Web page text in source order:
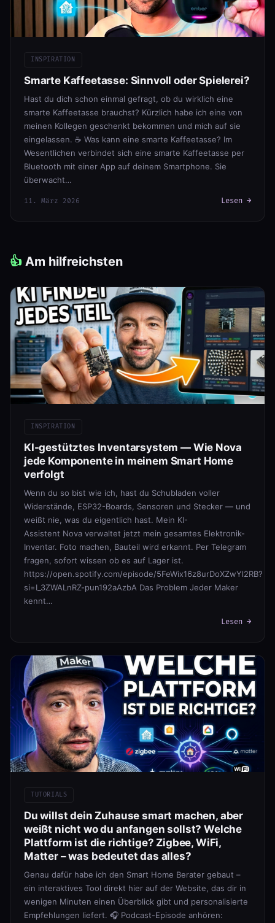
INSPIRATION
Smarte Kaffeetasse: Sinnvoll oder Spielerei?
Hast du dich schon einmal gefragt, ob du wirklich eine
smarte Kaffeetasse brauchst? Kürzlich habe ich eine von
meinen Kollegen geschenkt bekommen und mich auf sie
eingelassen. ☕ Was kann eine smarte Kaffeetasse? Im
Wesentlichen verbindet sich eine smarte Kaffeetasse per
Bluetooth mit einer App auf deinem Smartphone. Sie
überwacht…
11. März 2026 Lesen →
👍 Am hilfreichsten
INSPIRATION
KI-gestütztes Inventarsystem — Wie Nova
jede Komponente in meinem Smart Home
verfolgt
Wenn du so bist wie ich, hast du Schubladen voller
Widerstände, ESP32-Boards, Sensoren und Stecker — und
weißt nie, was du eigentlich hast. Mein KI-
Assistent Nova verwaltet jetzt mein gesamtes Elektronik-
Inventar. Foto machen, Bauteil wird erkannt. Per Telegram
fragen, sofort wissen ob es auf Lager ist.
https://open.spotify.com/episode/5FeWix16z8urDoXZwYl2RB?
si=I_3ZWALnRZ-pun192aAzbA Das Problem Jeder Maker
kennt…
Lesen →
TUTORIALS
Du willst dein Zuhause smart machen, aber
weißt nicht wo du anfangen sollst? Welche
Plattform ist die richtige? Zigbee, WiFi,
Matter – was bedeutet das alles?
Genau dafür habe ich den Smart Home Berater gebaut –
ein interaktives Tool direkt hier auf der Website, das dir in
wenigen Minuten einen Überblick gibt und personalisierte
Empfehlungen liefert. 🎧 Podcast-Episode anhören: